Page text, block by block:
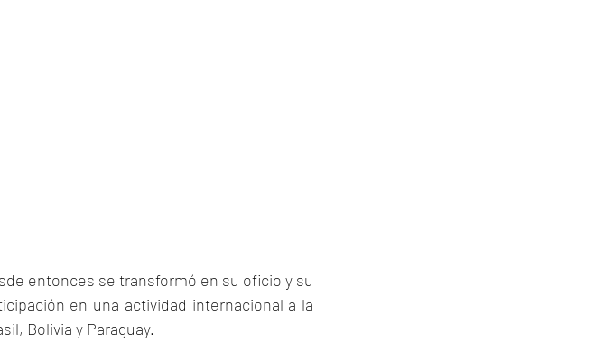
entonces se transformó en su oficio y su
en una actividad internacional a la
Bolivia y Paraguay.